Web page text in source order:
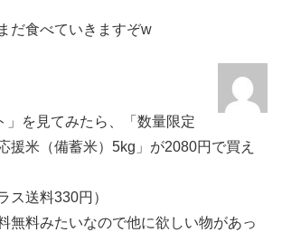
だ食べていきますぞw
」を見てみたら、「数量限定
援米（備蓄米）5kg」が2080円で買え
ス送料330円）
無料みたいなので他に欲しい物があっ